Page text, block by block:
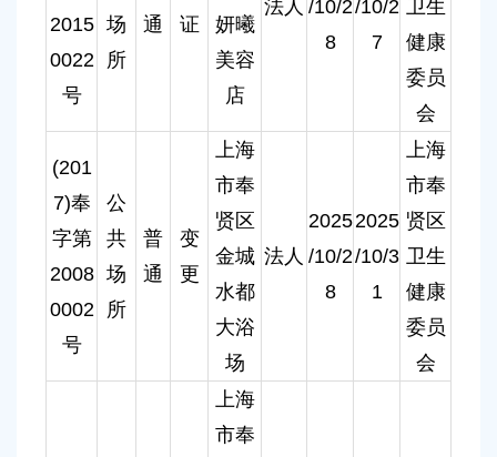
2015
0022
号
场
所
通
证
妍曦
美容
店
法人 /10/2
8
/10/2
7
卫生
健康
委员
会
(201
7)奉
字第
2008
0002
号
公
共
场
所
普
通
变
更
上海
市奉
贤区
金城
水都
大浴
场
法人
2025
/10/2
8
2025
/10/3
1
上海
市奉
贤区
卫生
健康
委员
会
上海
市奉